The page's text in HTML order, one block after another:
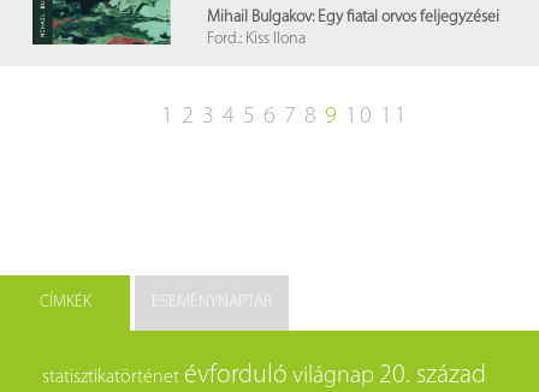
Mihail Bulgakov: Egy fiatal orvos feljegyzései
Ford.: Kiss Ilona
1 2 3 4 5 6 7 8 9 10 11
CÍMKÉK ESEMÉNYNAPTÁR
statisztikatörténet évforduló világnap 20. század